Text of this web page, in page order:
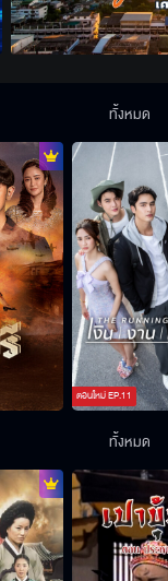
ตอนใหม่EP.11
ทั้งหมด
ทั้งหมด